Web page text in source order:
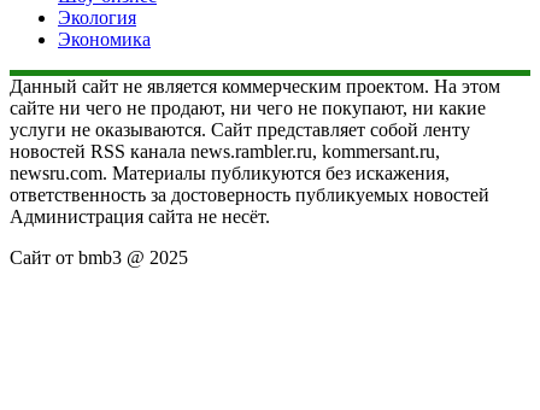
Экология
Экономика
Данный сайт не является коммерческим проектом. На этом
сайте ни чего не продают, ни чего не покупают, ни какие
услуги не оказываются. Сайт представляет собой ленту
новостей RSS канала news.rambler.ru, kommersant.ru,
newsru.com. Материалы публикуются без искажения,
ответственность за достоверность публикуемых новостей
Администрация сайта не несёт.
Сайт от bmb3 @ 2025